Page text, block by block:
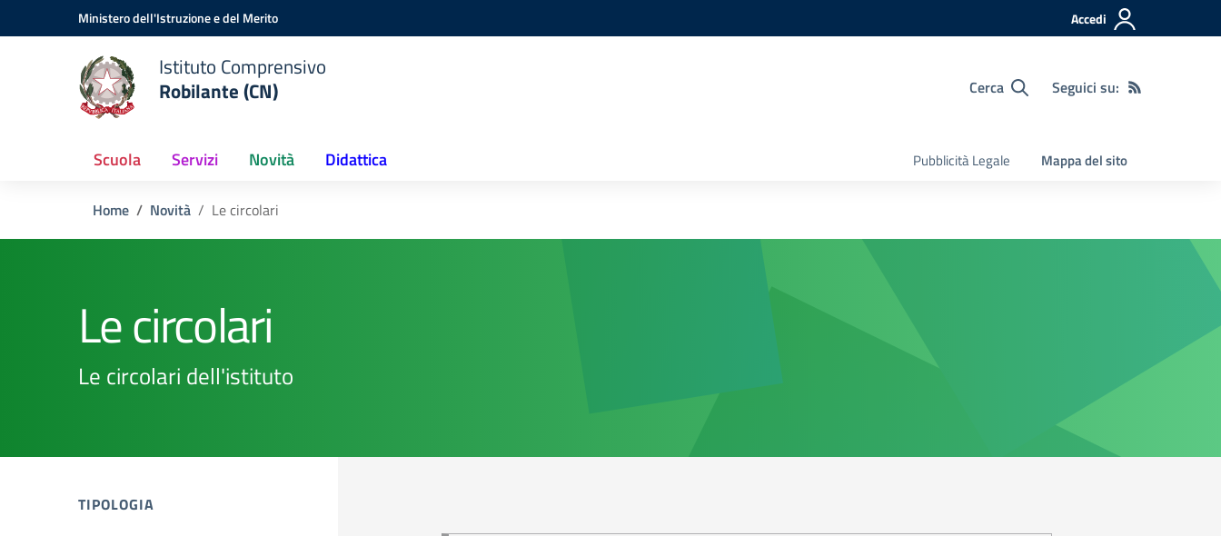
Vai ai contenuti
Vai al menu di navigazioneMinistero dell'Istruzione e del Merito Accedi
Istituto Comprensivo
Robilante (CN)
Cerca Seguici su:
Scuola Servizi Novità Didattica Pubblicità Legale Mappa del sito
Home Novità Le circolari
Le circolari
Le circolari dell'istituto
TIPOLOGIA